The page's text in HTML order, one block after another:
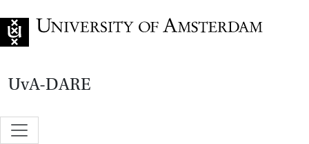
UvA-DARE